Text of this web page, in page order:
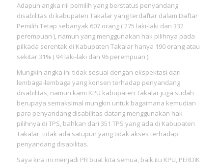
Adapun angka riil pemilih yang berstatus penyandang
disabilitas di kabupaten Takalar yang terdaftar dalam Daftar
Pemilih Tetap sebanyak 607 orang ( 275 laki-laki dan 332
perempuan ), namun yang menggunakan hak pilihnya pada
pilkada serentak di Kabupaten Takalar hanya 190 orang atau
sekitar 31% ( 94 laki-laki dan 96 perempuan ).
Mungkin angka ini tidak sesuai dengan ekspektasi dari
lembaga-lembaga yang konsen terhadap penyandang
disabilitas, namun kami KPU kabupaten Takalar juga sudah
berupaya semaksimal mungkin untuk bagaimana kemudian
para penyandang disabilitas datang menggunakan hak
pilihnya di TPS, bahkan dari 351 TPS yang ada di Kabupaten
Takalar, tidak ada satupun yang tidak akses terhadap
penyandang disabilitas.
Saya kira ini menjadi PR buat kita semua, baik itu KPU, PERDIK